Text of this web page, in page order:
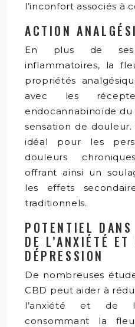
l’inconfort associés à
ACTION
En plus de ses
inflammatoires, la
propriétés
avec les
endocannabinoïde
sensation de
idéal pour les
douleurs
offrant ainsi un
les effets
traditionnels.
POTENTIEL
DE L’ANXIÉTÉ ET
DÉPRESSION
De nombreuses
CBD peut aider à
l’anxiété et de
consommant la